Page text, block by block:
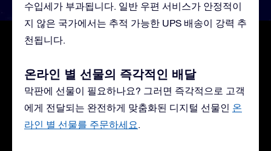
수입세가 부과됩니다. 일반 우편 서비스가 안정적이
지 않은 국가에서는 추적 가능한 UPS 배송이 강력 추
천됩니다.
온라인 별 선물의 즉각적인 배달
막판에 선물이 필요하나요? 그러면 즉각적으로 고객
에게 전달되는 완전하게 맞춤화된 디지털 선물인 온
라인 별 선물를 주문하세요.